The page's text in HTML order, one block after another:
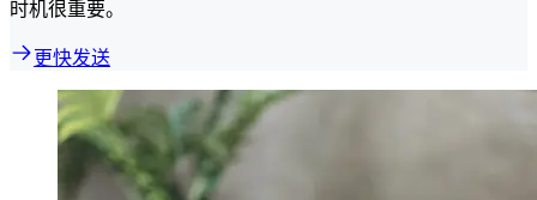
时机很重要。
更快发送